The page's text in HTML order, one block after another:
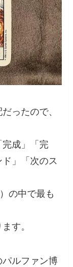
ったので、
完成」「完
」「次のス
の中で最も
す。
パルファン博